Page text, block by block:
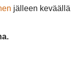
jälleen keväällä